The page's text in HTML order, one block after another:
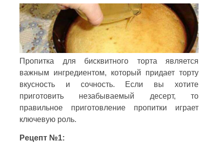
Пропитка для бисквитного торта является
важным ингредиентом, который придает торту
вкусность и сочность. Если вы хотите
приготовить незабываемый десерт, то
правильное приготовление пропитки играет
ключевую роль.
Рецепт №1: